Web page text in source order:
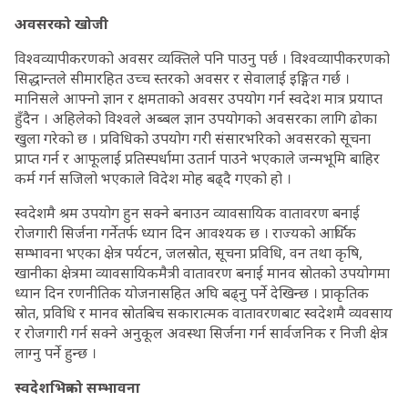
अवसरको खोजी
विश्वव्यापीकरणको अवसर व्यक्तिले पनि पाउनु पर्छ । विश्वव्यापीकरणको
सिद्धान्तले सीमारहित उच्च स्तरको अवसर र सेवालाई इङ्गित गर्छ ।
मानिसले आफ्नो ज्ञान र क्षमताको अवसर उपयोग गर्न स्वदेश मात्र प्रयाप्त
हुँदैन । अहिलेको विश्वले अब्बल ज्ञान उपयोगको अवसरका लागि ढोका
खुला गरेको छ । प्रविधिको उपयोग गरी संसारभरिको अवसरको सूचना
प्राप्त गर्न र आफूलाई प्रतिस्पर्धामा उतार्न पाउने भएकाले जन्मभूमि बाहिर
कर्म गर्न सजिलो भएकाले विदेश मोह बढ्दै गएको हो ।
स्वदेशमै श्रम उपयोग हुन सक्ने बनाउन व्यावसायिक वातावरण बनाई
रोजगारी सिर्जना गर्नेतर्फ ध्यान दिन आवश्यक छ । राज्यको आर्थिक
सम्भावना भएका क्षेत्र पर्यटन, जलस्रोत, सूचना प्रविधि, वन तथा कृषि,
खानीका क्षेत्रमा व्यावसायिकमैत्री वातावरण बनाई मानव स्रोतको उपयोगमा
ध्यान दिन रणनीतिक योजनासहित अघि बढ्नु पर्ने देखिन्छ । प्राकृतिक
स्रोत, प्रविधि र मानव स्रोतबिच सकारात्मक वातावरणबाट स्वदेशमै व्यवसाय
र रोजगारी गर्न सक्ने अनुकूल अवस्था सिर्जना गर्न सार्वजनिक र निजी क्षेत्र
लाग्नु पर्ने हुन्छ ।
स्वदेशभित्रको सम्भावना